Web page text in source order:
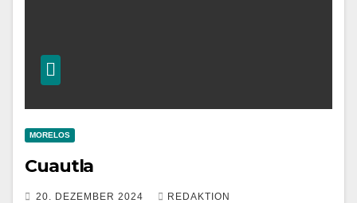
MORELOS
Cuautla
20. DEZEMBER 2024 REDAKTION